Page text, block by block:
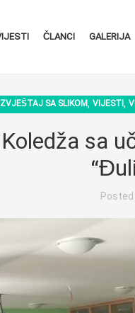
ČLANCI GALERIJA
SA SLIKOM, VIJESTI,
sa